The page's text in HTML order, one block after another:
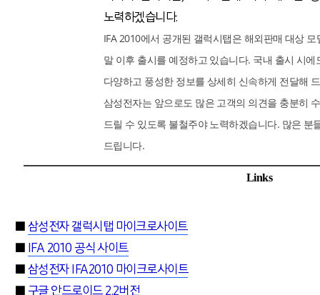
노력하겠습니다.
IFA 2010에서 공개된 갤럭시탭은 해외판매 대상
말 이후 출시를 예정하고 있습니다. 국내 출시 시
다양하고 풍성한 정보를 상세히 신속하게 전달해
삼성전자는 앞으로도 많은 고객의 의견을 충분히
드릴 수 있도록 불철주야 노력하겠습니다. 많은 분
드립니다.
Links
■삼성전자 갤럭시탭 마이크로사이트
■ IFA 2010 공식 사이트
■삼성전자 IFA2010 마이크로사이트
■구글 안드로이드 2.2버전